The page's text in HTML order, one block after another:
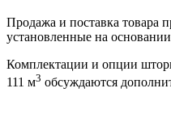
Продажа и поставка товара
установленные на
Комплектации и опции
111 м3 обсуждаются